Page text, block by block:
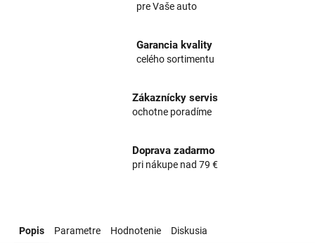
pre Vaše auto
Garancia kvality
celého sortimentu
Zákaznícky servis
ochotne poradíme
Doprava zadarmo
pri nákupe nad 79 €
Popis Parametre Hodnotenie Diskusia